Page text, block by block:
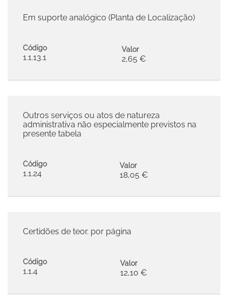
Código
1.1.13.1
Em suporte analógico (Planta de Localização)
Valor
2,65 €
Código
1.1.24
Outros serviços ou atos de natureza
administrativa não especialmente previstos na
presente tabela
Valor
18,05 €
Código
1.1.4
Certidões de teor. por página
Valor
12,10 €